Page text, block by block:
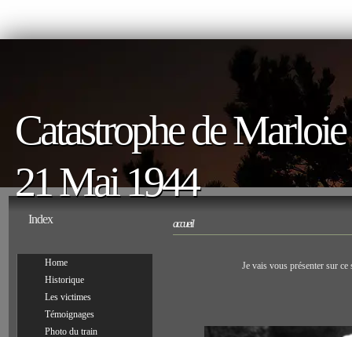
Catastrophe de Marloie
21 Mai 1944
Index
Home
Historique
Les victimes
Témoignages
Photo du train
accueil
Je vais vous présenter sur